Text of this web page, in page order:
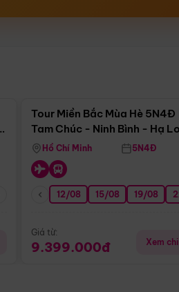
16/09 23/09 30/09 07/10
Tour Miền Bắc Mùa Hè 5N4Đ |
Tam Chúc - Ninh Bình - Hạ
Hồ Chí Minh 5N4Đ
12/08 15/08 19/08
Giá từ:
9.399.000đ Xem